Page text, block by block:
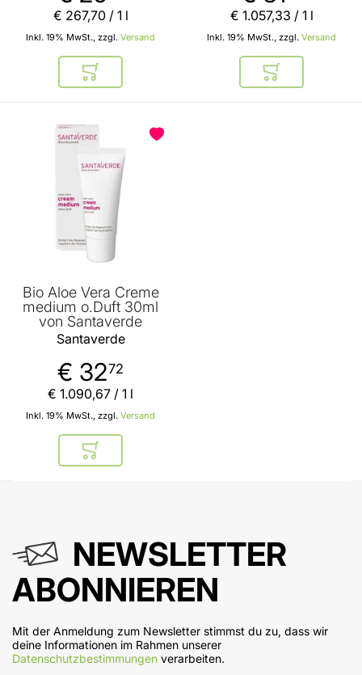
Inkl. 19% MwSt., zzgl. Versand
€ 267,70/ 1 l
In den Warenkorb
Inkl. 19% MwSt., zzgl. Versand
€ 1.057,33 / 1 l
In den
Bio Aloe Vera Creme
medium o.Duft 30ml
von Santaverde
Santaverde
€ 3272
Inkl. 19% MwSt., zzgl. Versand
€ 1.090,67 / 1 l
In den Warenkorb
NEWSLETTER
ABONNIEREN
Mit der Anmeldung zum Newsletter stimmst du zu, dass wir
deine Informationen im Rahmen unserer
Datenschutzbestimmungen verarbeiten.